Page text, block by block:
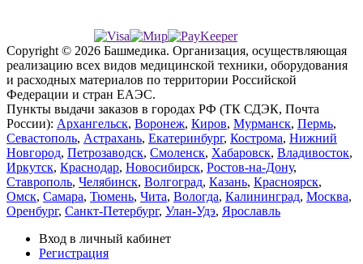
Copyright © 2026 Башмедика. Организация, осуществляющая
реализацию всех видов медицинской техники, оборудования
и расходных материалов по территории Российской
Федерации и стран ЕАЭС.
Пункты выдачи заказов в городах РФ (ТК СДЭК, Почта
России): Архангельск, Воронеж, Киров, Мурманск, Пермь,
Севастополь, Астрахань, Екатеринбург, Кострома, Нижний
Новгород, Петрозаводск, Смоленск, Хабаровск, Владивосток,
Иркутск, Краснодар, Новосибирск, Ростов-на-Дону,
Ставрополь, Челябинск, Волгоград, Казань, Красноярск,
Омск, Самара, Тюмень, Чита, Вологда, Калининград, Москва,
Оренбург, Санкт-Петербург, Улан-Удэ, Ярославль
Вход в личный кабинет
Регистрация